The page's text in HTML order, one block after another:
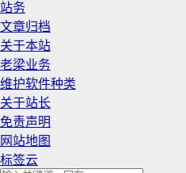
站务
文章归档
关于本站
老梁业务
维护软件种类
关于站长
免责声明
网站地图
标签云